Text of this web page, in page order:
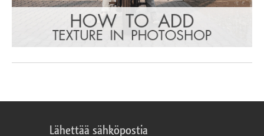
Lähettää sähköpostia